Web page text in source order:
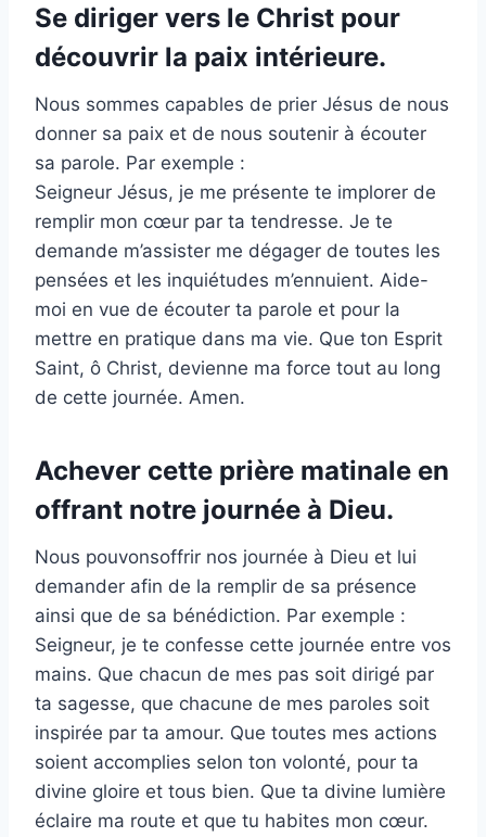
Se diriger vers le Christ pour
découvrir la paix intérieure.
Nous sommes capables de prier Jésus de nous
donner sa paix et de nous soutenir à écouter
sa parole. Par exemple :
Seigneur Jésus, je me présente te implorer de
remplir mon cœur par ta tendresse. Je te
demande m’assister me dégager de toutes les
pensées et les inquiétudes m’ennuient. Aide-
moi en vue de écouter ta parole et pour la
mettre en pratique dans ma vie. Que ton Esprit
Saint, ô Christ, devienne ma force tout au long
de cette journée. Amen.
Achever cette prière matinale en
offrant notre journée à Dieu.
Nous pouvonsoffrir nos journée à Dieu et lui
demander afin de la remplir de sa présence
ainsi que de sa bénédiction. Par exemple :
Seigneur, je te confesse cette journée entre vos
mains. Que chacun de mes pas soit dirigé par
ta sagesse, que chacune de mes paroles soit
inspirée par ta amour. Que toutes mes actions
soient accomplies selon ton volonté, pour ta
divine gloire et tous bien. Que ta divine lumière
éclaire ma route et que tu habites mon cœur.